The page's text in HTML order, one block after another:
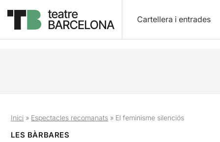
Cartellera i entrades
Inici » Espectacles recomanats » El feminisme silenciós
LES BÀRBARES